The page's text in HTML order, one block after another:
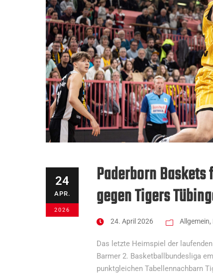
24
APR.
2026
Paderborn
gegen Tigers
24. April 2026 Allgemein,
Das letzte Heimspiel der
Barmer 2. Basketballbundesliga
punktgleichen Tabellennachbarn